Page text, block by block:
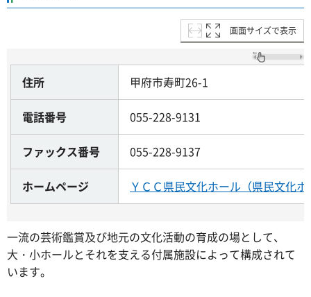
画面サイズで表示
住所 甲府市寿町26-1
電話番号 055-228-9131
ファックス番号 055-228-9137
ホームページ ＹＣＣ県民文化ホール（県民文化
一流の芸術鑑賞及び地元の文化活動の育成の場として、
大・小ホールとそれを支える付属施設によって構成されて
います。